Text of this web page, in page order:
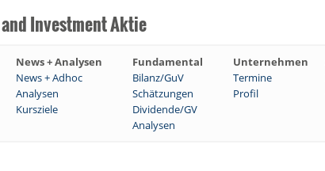
Investment Aktie
News + Analysen Fundamental Unternehmen
News + Adhoc Bilanz/GuV Termine
Analysen Schätzungen Profil
Kursziele Dividende/GV
Analysen